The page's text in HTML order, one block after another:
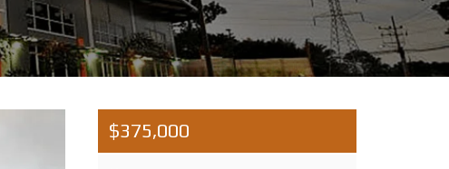
S
B
N
$375,000